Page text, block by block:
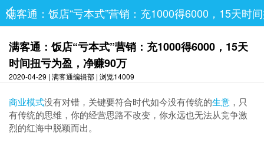
满客通：饭店“亏本式”营销：充1000得6000，15天时
满客通：饭店“亏本式”营销：充1000得6000，15天
时间扭亏为盈，净赚90万
2020-04-29 | 满客通编辑部 | 浏览14009
商业模式没有对错，关键要符合时代如今没有传统的生意 ，只
有传统的思维，你的经营思路不改变，你永远也无法从竞争激
烈的红海中脱颖而出。